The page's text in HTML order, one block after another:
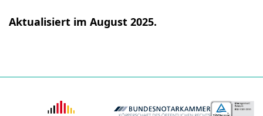
Aktualisiert im August 2025.